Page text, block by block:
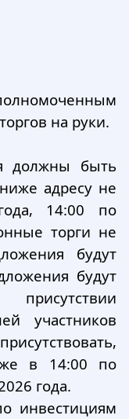
на руки.
должны быть
адресу не
14:00 по
торги не
будут
будут
участников
в 14:00 по
года.
инвестициям